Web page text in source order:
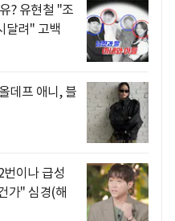
? 유현철 "조
달려" 고백
데프 애니, 블
이나 급성
가" 심경(해